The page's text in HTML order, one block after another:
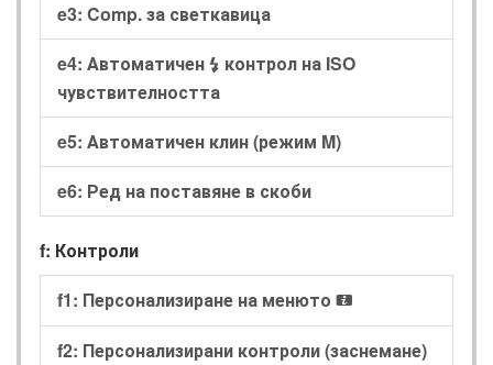
e3: Comp. за светкавица
e4: Автоматичен c контрол на ISO
чувствителността
e5: Автоматичен клин (режим M)
e6: Ред на поставяне в скоби
f: Контроли
f1: Персонализиране на менюто i
f2: Персонализирани контроли (заснемане)